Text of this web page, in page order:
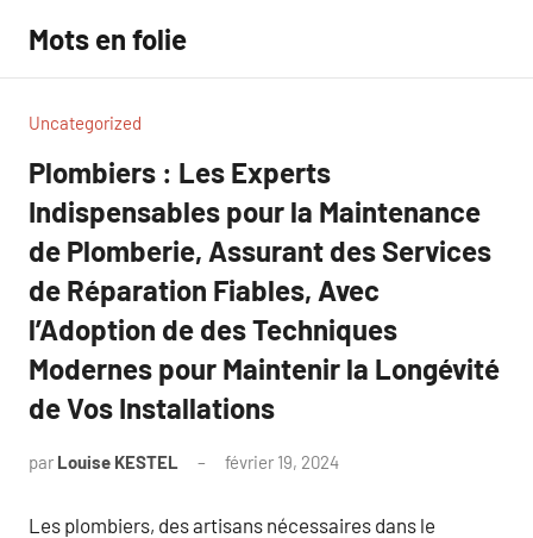
contenu
Mots en folie
Uncategorized
Plombiers : Les Experts
Indispensables pour la Maintenance
de Plomberie, Assurant des Services
de Réparation Fiables, Avec
l’Adoption de des Techniques
Modernes pour Maintenir la Longévité
de Vos Installations
par Louise KESTEL février 19, 2024
Les plombiers, des artisans nécessaires dans le